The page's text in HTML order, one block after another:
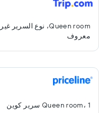
Queen room، نوع السرير غير
معروف
Queen room، 1 سرير كوين